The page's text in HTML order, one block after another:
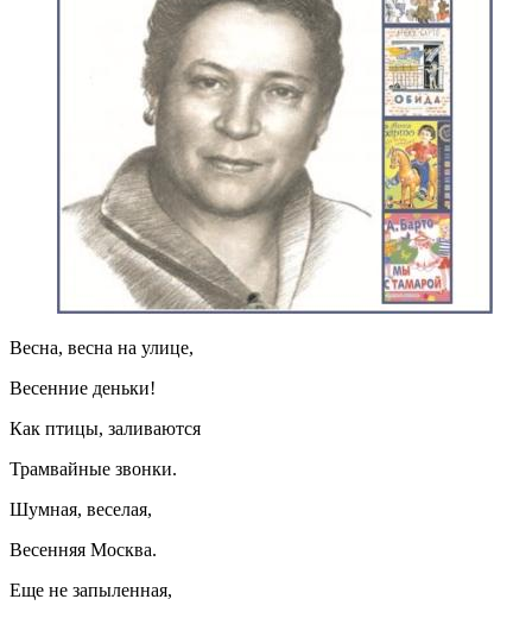
Весна, весна на улице,
Весенние деньки!
Как птицы, заливаются
Трамвайные звонки.
Шумная, веселая,
Весенняя Москва.
Еще не запыленная,